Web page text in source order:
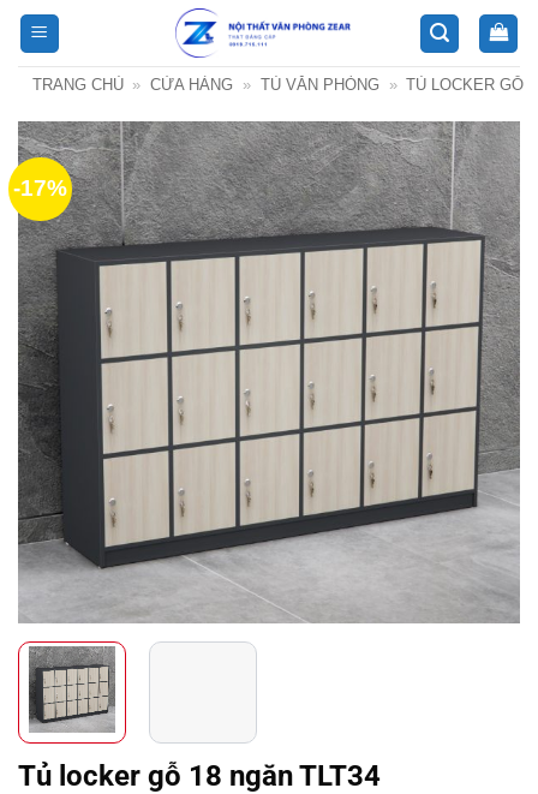
Bỏ
qua
nội
TRANG CHỦ » CỬA HÀNG » TỦ VĂN PHÒNG » TỦ LOCKER GỖ
-17%
Tủ locker gỗ 18 ngăn TLT34